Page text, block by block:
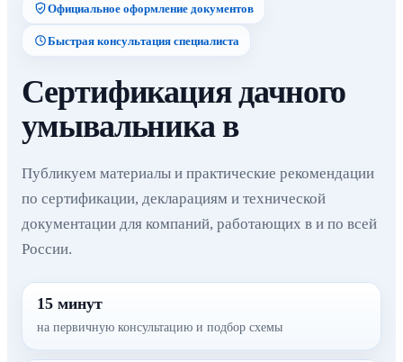
Официальное оформление документов
Быстрая консультация специалиста
Сертификация дачного
умывальника в
Публикуем материалы и практические рекомендации
по сертификации, декларациям и технической
документации для компаний, работающих в и по всей
России.
15 минут
на первичную консультацию и подбор схемы